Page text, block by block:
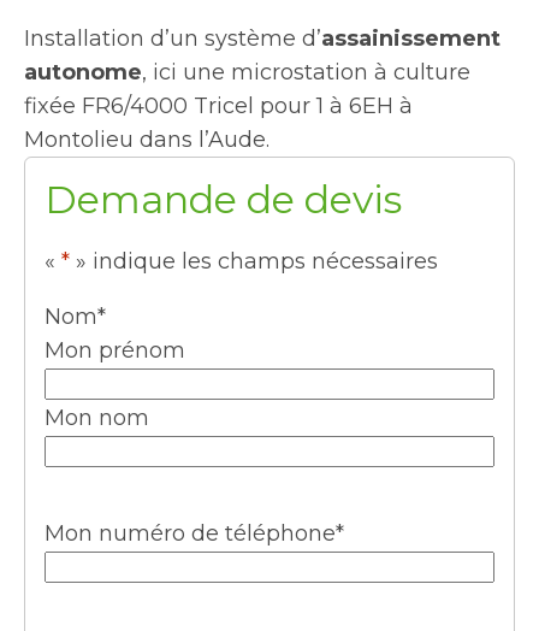
Installation d’un système d’assainissement
autonome, ici une microstation à culture
fixée FR6/4000 Tricel pour 1 à 6EH à
Montolieu dans l’Aude.
Demande de devis
« * » indique les champs nécessaires
Nom*
Mon prénom
Mon nom
Mon numéro de téléphone*